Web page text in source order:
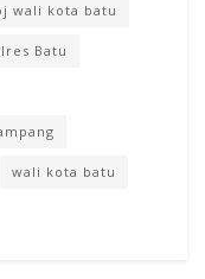
wali kota batu
Batu
wali kota batu